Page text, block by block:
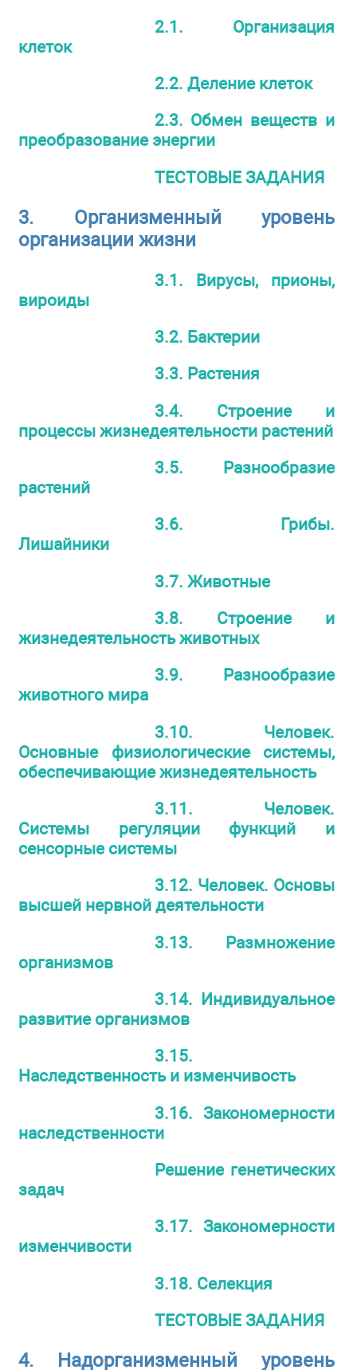
2.1. Организация
клеток
2.2. Деление клеток
2.3. Обмен веществ и
преобразование энергии
ТЕСТОВЫЕ ЗАДАНИЯ
3. Организменный уровень
организации жизни
3.1. Вирусы, прионы,
вироиды
3.2. Бактерии
3.3. Растения
3.4. Строение и
процессы жизнедеятельности растений
3.5. Разнообразие
растений
3.6. Грибы.
Лишайники
3.7. Животные
3.8. Строение и
жизнедеятельность животных
3.9. Разнообразие
животного мира
3.10. Человек.
Основные физиологические системы,
обеспечивающие жизнедеятельность
3.11. Человек.
Системы регуляции функций и
сенсорные системы
3.12. Человек. Основы
высшей нервной деятельности
3.13. Размножение
организмов
3.14. Индивидуальное
развитие организмов
3.15.
Наследственность и изменчивость
3.16. Закономерности
наследственности
Решение генетических
задач
3.17. Закономерности
изменчивости
3.18. Селекция
ТЕСТОВЫЕ ЗАДАНИЯ
4. Надорганизменный уровень